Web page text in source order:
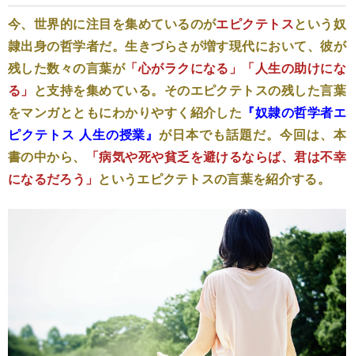
今、世界的に注目を集めているのがエピクテトスという奴
隷出身の哲学者だ。生きづらさが増す現代において、彼が
残した数々の言葉が「心がラクになる」「人生の助けにな
る」 と支持を集めている。そのエピクテトスの残した言葉
をマンガとともにわかりやすく紹介した 『奴隷の哲学者エ
ピクテトス 人生の授業』が日本でも話題だ。今回は、本
書の中から、
「病気や死や貧乏を避けるならば、君は不幸
になるだろう」 というエピクテトスの言葉を紹介する。